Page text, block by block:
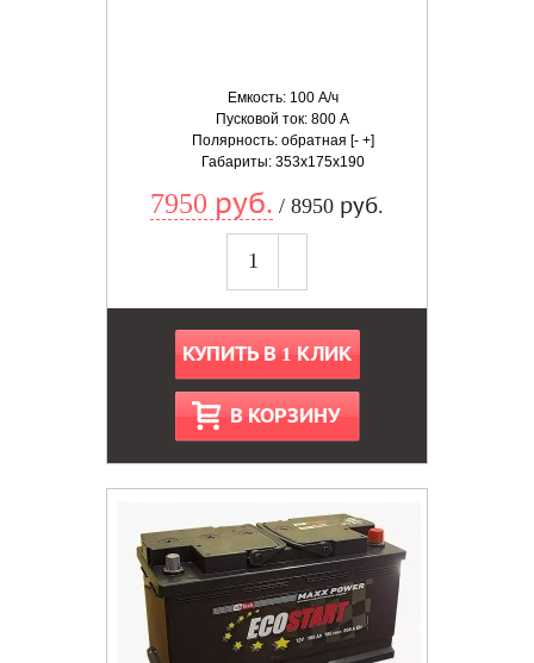
Емкость: 100 А/ч
Пусковой ток: 800 А
Полярность: обратная [- +]
Габариты: 353x175x190
7950 руб. / 8950 руб.
КУПИТЬ В 1 КЛИК
В КОРЗИНУ